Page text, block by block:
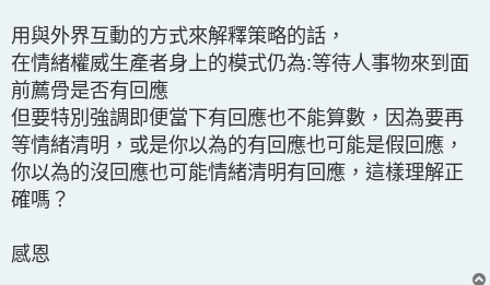
用與外界互動的方式來解釋策略的話，
在情緒權威生產者身上的模式仍為:等待人事物來到面
前薦骨是否有回應
但要特別強調即便當下有回應也不能算數，因為要再
等情緒清明，或是你以為的有回應也可能是假回應，
你以為的沒回應也可能情緒清明有回應，這樣理解正
確嗎？
感恩